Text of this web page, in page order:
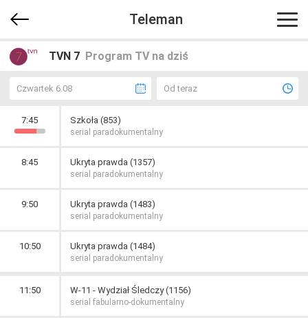
Teleman
TVN 7 Program TV na dziś
Czwartek 6.08 Od teraz
7:45 Szkoła (853)
serial paradokumentalny
8:45 Ukryta prawda (1357)
serial paradokumentalny
9:50 Ukryta prawda (1483)
serial paradokumentalny
10:50 Ukryta prawda (1484)
serial paradokumentalny
11:50 W-11 - Wydział Śledczy (1156)
serial fabularno-dokumentalny